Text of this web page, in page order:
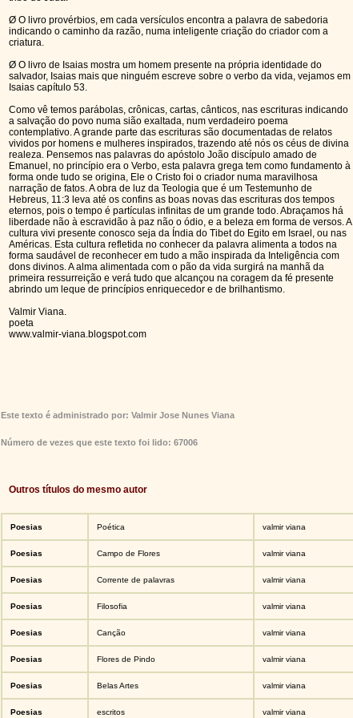
Ø O livro provérbios, em cada versículos encontra a palavra de sabedoria
indicando o caminho da razão, numa inteligente criação do criador com a
criatura.
Ø O livro de Isaias mostra um homem presente na própria identidade do
salvador, Isaias mais que ninguém escreve sobre o verbo da vida, vejamos em
Isaias capítulo 53.
Como vê temos parábolas, crônicas, cartas, cânticos, nas escrituras indicando
a salvação do povo numa sião exaltada, num verdadeiro poema
contemplativo. A grande parte das escrituras são documentadas de relatos
vividos por homens e mulheres inspirados, trazendo até nós os céus de divina
realeza. Pensemos nas palavras do apóstolo João discípulo amado de
Emanuel, no princípio era o Verbo, esta palavra grega tem como fundamento à
forma onde tudo se origina, Ele o Cristo foi o criador numa maravilhosa
narração de fatos. A obra de luz da Teologia que é um Testemunho de
Hebreus, 11:3 leva até os confins as boas novas das escrituras dos tempos
eternos, pois o tempo é partículas infinitas de um grande todo. Abraçamos há
liberdade não à escravidão à paz não o ódio, e a beleza em forma de versos. A
cultura vivi presente conosco seja da Índia do Tibet do Egito em Israel, ou nas
Américas. Esta cultura refletida no conhecer da palavra alimenta a todos na
forma saudável de reconhecer em tudo a mão inspirada da Inteligência com
dons divinos. A alma alimentada com o pão da vida surgirá na manhã da
primeira ressurreição e verá tudo que alcançou na coragem da fé presente
abrindo um leque de princípios enriquecedor e de brilhantismo.
Valmir Viana.
poeta
www.valmir-viana.blogspot.com
Este texto é administrado por: Valmir Jose Nunes Viana
Número de vezes que este texto foi lido: 67006
Outros títulos do mesmo autor
Poesias Poética valmir viana
Poesias Campo de Flores valmir viana
Poesias Corrente de palavras valmir viana
Poesias Filosofia valmir viana
Poesias Canção valmir viana
Poesias Flores de Pindo valmir viana
Poesias Belas Artes valmir viana
Poesias escritos valmir viana